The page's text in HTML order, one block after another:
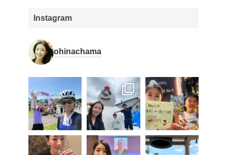
Instagram
ohinachama